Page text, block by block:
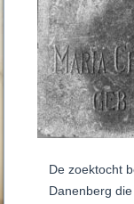
De zoektocht
Danenberg